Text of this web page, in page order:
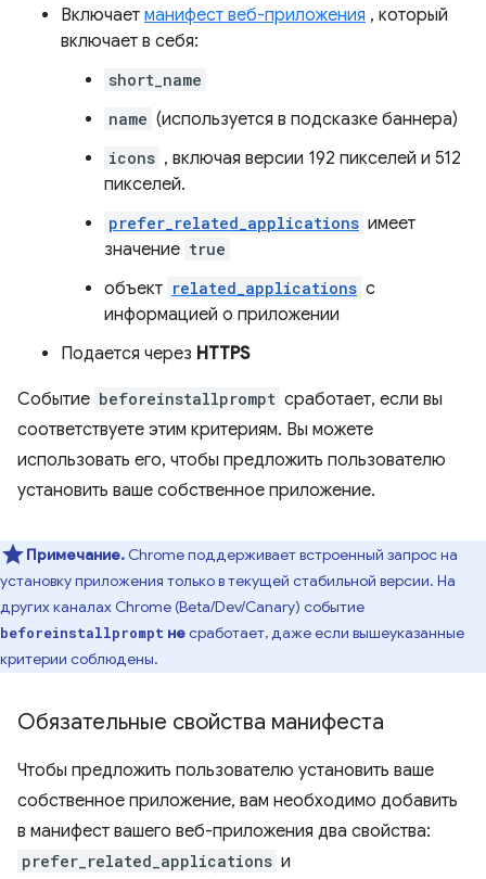
Включает манифест веб-приложения , который
включает в себя:
short_name
name (используется в подсказке баннера)
icons , включая версии 192 пикселей и 512
пикселей.
prefer_related_applications имеет
значение true
объект related_applications с
информацией о приложении
Подается через HTTPS
Событие beforeinstallprompt сработает, если вы
соответствуете этим критериям. Вы можете
использовать его, чтобы предложить пользователю
установить ваше собственное приложение.
Примечание. Chrome поддерживает встроенный запрос на
установку приложения только в текущей стабильной версии. На
других каналах Chrome (Beta/Dev/Canary) событие
beforeinstallprompt несработает, даже если вышеуказанные
критерии соблюдены.
Обязательные свойства манифеста
Чтобы предложить пользователю установить ваше
собственное приложение, вам необходимо добавить
в манифест вашего веб-приложения два свойства:
prefer_related_applications и